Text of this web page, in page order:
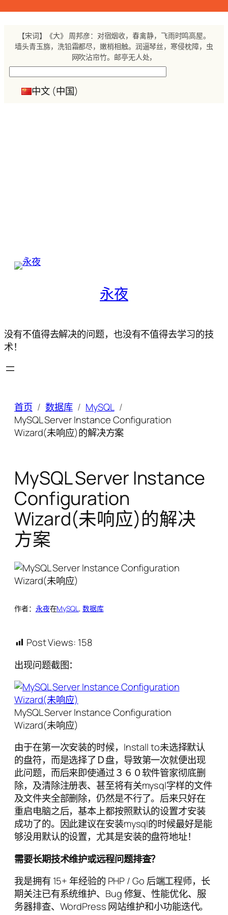
跳
【宋词】《大》 周邦彦：对宿烟收，春禽静，飞雨时鸣高屋。
墙头青玉旆，洗铅霜都尽，嫩梢相触。润逼琴丝，寒侵枕障，虫
网吹沾帘竹。邮亭无人处，
中文 (中国)
永夜
没有不值得去解决的问题，也没有不值得去学习的技
术！
首页 数据库
MySQL
MySQL Server Instance Configuration
Wizard(未响应)的解决方案
MySQL Server Instance
Configuration
Wizard(未响应)的解决
方案
作者： 永夜在MySQL, 数据库
Post Views: 158
出现问题截图：
MySQL Server Instance Configuration
Wizard(未响应)
由于在第一次安装的时候，Install to未选择默认
的盘符，而是选择了Ｄ盘，导致第一次就便出现
此问题，而后来即使通过３６０软件管家彻底删
除，及清除注册表、甚至将有关mysql字样的文件
及文件夹全部删除，仍然是不行了。后来只好在
重启电脑之后，基本上都按照默认的设置才安装
成功了的。因此建议在安装mysql的时候最好是能
够没用默认的设置，尤其是安装的盘符地址！
需要长期技术维护或远程问题排查？
我是拥有 15+ 年经验的 PHP / Go 后端工程师，长
期关注已有系统维护、Bug 修复、性能优化、服
务器排查、WordPress 网站维护和小功能迭代。